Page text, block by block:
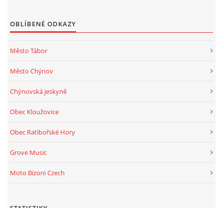
OBLÍBENÉ ODKAZY
Město Tábor
Město Chýnov
Chýnovská jeskyně
Obec Kloužovice
Obec Ratibořské Hory
Grove Music
Moto Bizoni Czech